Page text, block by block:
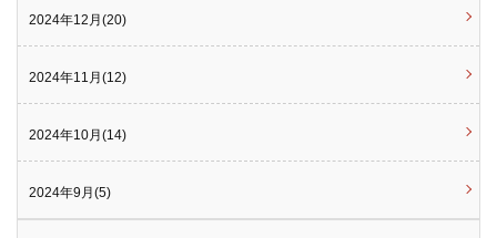
2024年12月(20)
2024年11月(12)
2024年10月(14)
2024年9月(5)